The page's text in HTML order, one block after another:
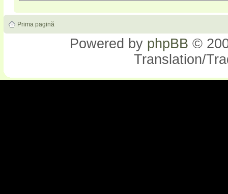
Prima pagină
Powered by phpBB ©
Translation/